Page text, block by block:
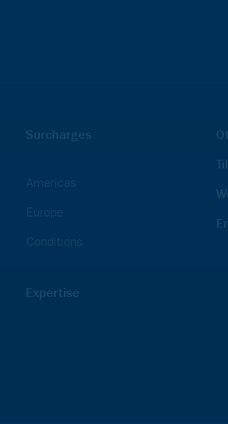
Surcharges
Americas
Europe
Conditions
Expertise